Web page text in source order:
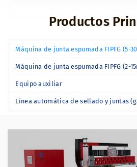
Productos
Máquina de junta espumada FIPFG (5-
Máquina de junta espumada FIPFG (2-
Equipo auxiliar
Línea automática de sellado y juntas